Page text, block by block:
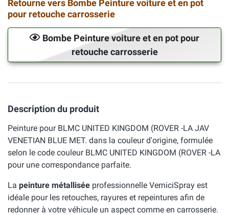
Retourne vers Bombe Peinture voiture et en pot
pour retouche carrosserie
Bombe Peinture voiture et en pot pour
retouche carrosserie
Description du produit
Peinture pour BLMC UNITED KINGDOM (ROVER -LA JAV
VENETIAN BLUE MET. dans la couleur d'origine, formulée
selon le code couleur BLMC UNITED KINGDOM (ROVER -LA
pour une correspondance parfaite.
La peinture métallisée professionnelle VerniciSpray est
idéale pour les retouches, rayures et repeintures afin de
redonner à votre véhicule un aspect comme en carrosserie.